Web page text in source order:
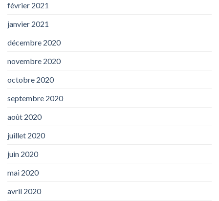
février 2021
janvier 2021
décembre 2020
novembre 2020
octobre 2020
septembre 2020
août 2020
juillet 2020
juin 2020
mai 2020
avril 2020